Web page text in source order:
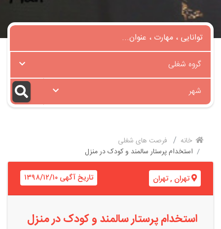
گروه شغلی
شهر
خانه
فرصت های شغلی
استخدام پرستار سالمند و کودک در منزل
تهران ,تهران تاریخ آگهی ۱۳۹۸/۱۲/۱۰
استخدام پرستار سالمند و کودک در منزل